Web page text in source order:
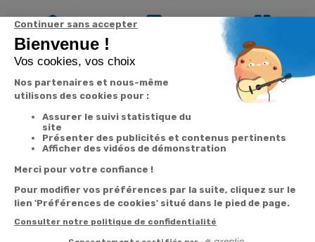
Garantie
2 ans
à la carte
Suivi de
commande
Votre
commande
Suivi de
commande
Livraison
Paiement facilité
Nos services
Abonnement à la
newsletter
Désabonnement à
Contact
Contactez-nous
Téléphone
: 0892 350
0.50€ /
+ prix